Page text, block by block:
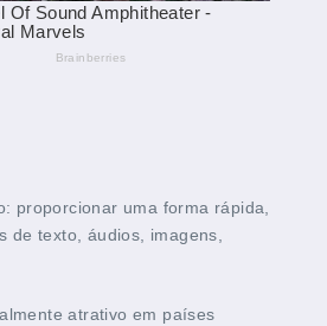
proporcionar uma forma rápida,
texto, áudios, imagens,
atrativo em países